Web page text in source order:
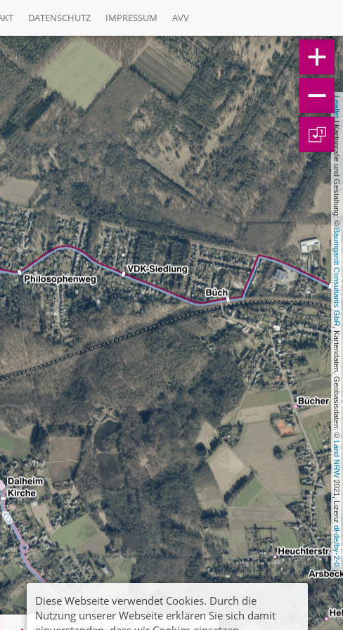
DATENSCHUTZ IMPRESSUM AVV
Leaflet
| Kartografie und Gestaltung: ©
Baumgardt Consultants GbR
, Kartendaten, Geobasisdaten: ©
Land NRW
2021, Lizenz
dl-de/by-2-0
1
Diese Webseite verwendet Cookies. Durch die
Nutzung unserer Webseite erklären Sie sich damit